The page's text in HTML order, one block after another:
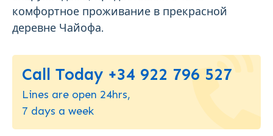
комфортное проживание в прекрасной
деревне Чайофа.
Call Today +34 922 796 527
Lines are open 24hrs,
7 days a week